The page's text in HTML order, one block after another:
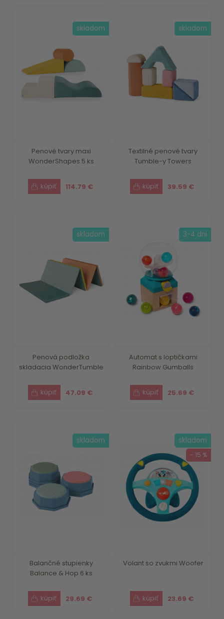
Penové tvary maxi
WonderShapes 5 ks
114.79 €
skladom
Textilné penové tvary
Tumble-y Towers
39.59 €
skladom
Penová podložka
skladacia WonderTumble
47.09 €
skladom
Automat s loptičkami
Rainbow Gumballs
25.69 €
3-4 dni
Balančné stupienky
Balance & Hop 6 ks
29.69 €
skladom
Volant so zvukmi Woofer
23.69 €
skladom
- 15 %